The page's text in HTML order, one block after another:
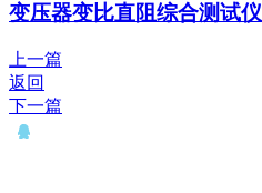
变压器变比直阻综合测试仪
上一篇
返回
下一篇